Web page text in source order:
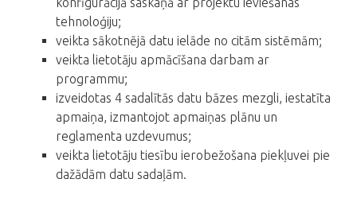
tehnoloģiju;
veikta sākotnējā datu ielāde no citām sistēmām;
veikta lietotāju apmācīšana darbam ar
programmu;
izveidotas 4 sadalītās datu bāzes mezgli, iestatīta
apmaiņa, izmantojot apmaiņas plānu un
reglamenta uzdevumus;
veikta lietotāju tiesību ierobežošana piekļuvei pie
dažādām datu sadaļām.